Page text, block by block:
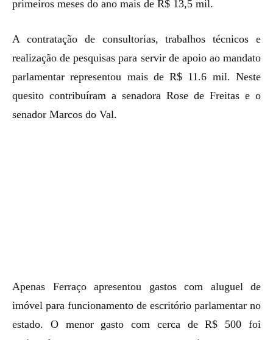
primeiros meses do ano mais de R$ 13,5 mil.
A contratação de consultorias, trabalhos técnicos e
realização de pesquisas para servir de apoio ao mandato
parlamentar representou mais de R$ 11.6 mil. Neste
quesito contribuíram a senadora Rose de Freitas e o
senador Marcos do Val.
Apenas Ferraço apresentou gastos com aluguel de
imóvel para funcionamento de escritório parlamentar no
estado. O menor gasto com cerca de R$ 500 foi